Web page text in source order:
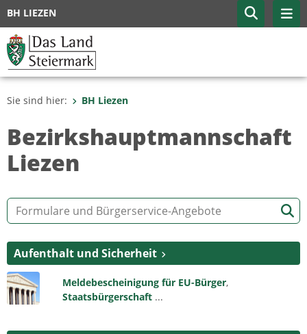
BH LIEZEN
Sie sind hier: BH Liezen
Bezirkshauptmannschaft
Liezen
Aufenthalt und Sicherheit
Meldebescheinigung für EU-Bürger,
Staatsbürgerschaft ...